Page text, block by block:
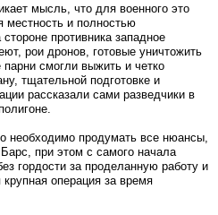
мысль, что для военного это
местность и полностью
противника западное
рои дронов, готовые уничтожить
смогли выжить и четко
тщательной подготовке и
рассказали сами разведчики в
необходимо продумать все нюансы,
при этом с самого начала
гордости за проделанную работу и
операция за время